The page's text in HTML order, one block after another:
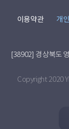
이용약관 개
[38902] 경상북도
Copyright 2020